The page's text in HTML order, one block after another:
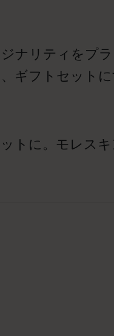
ナリティをプ
ギフトセット
に。モレスキ